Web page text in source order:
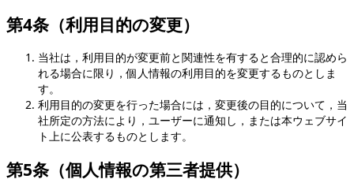
第4条（利用目的の変更）
当社は，利用目的が変更前と関連性を有すると合理的に認めら
れる場合に限り，個人情報の利用目的を変更するものとしま
す。
利用目的の変更を行った場合には，変更後の目的について，当
社所定の方法により，ユーザーに通知し，または本ウェブサイ
ト上に公表するものとします。
第5条（個人情報の第三者提供）